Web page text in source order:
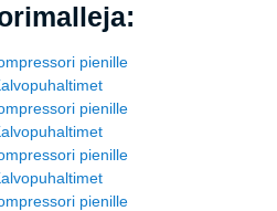
pienille
pienille
pienille
pienille